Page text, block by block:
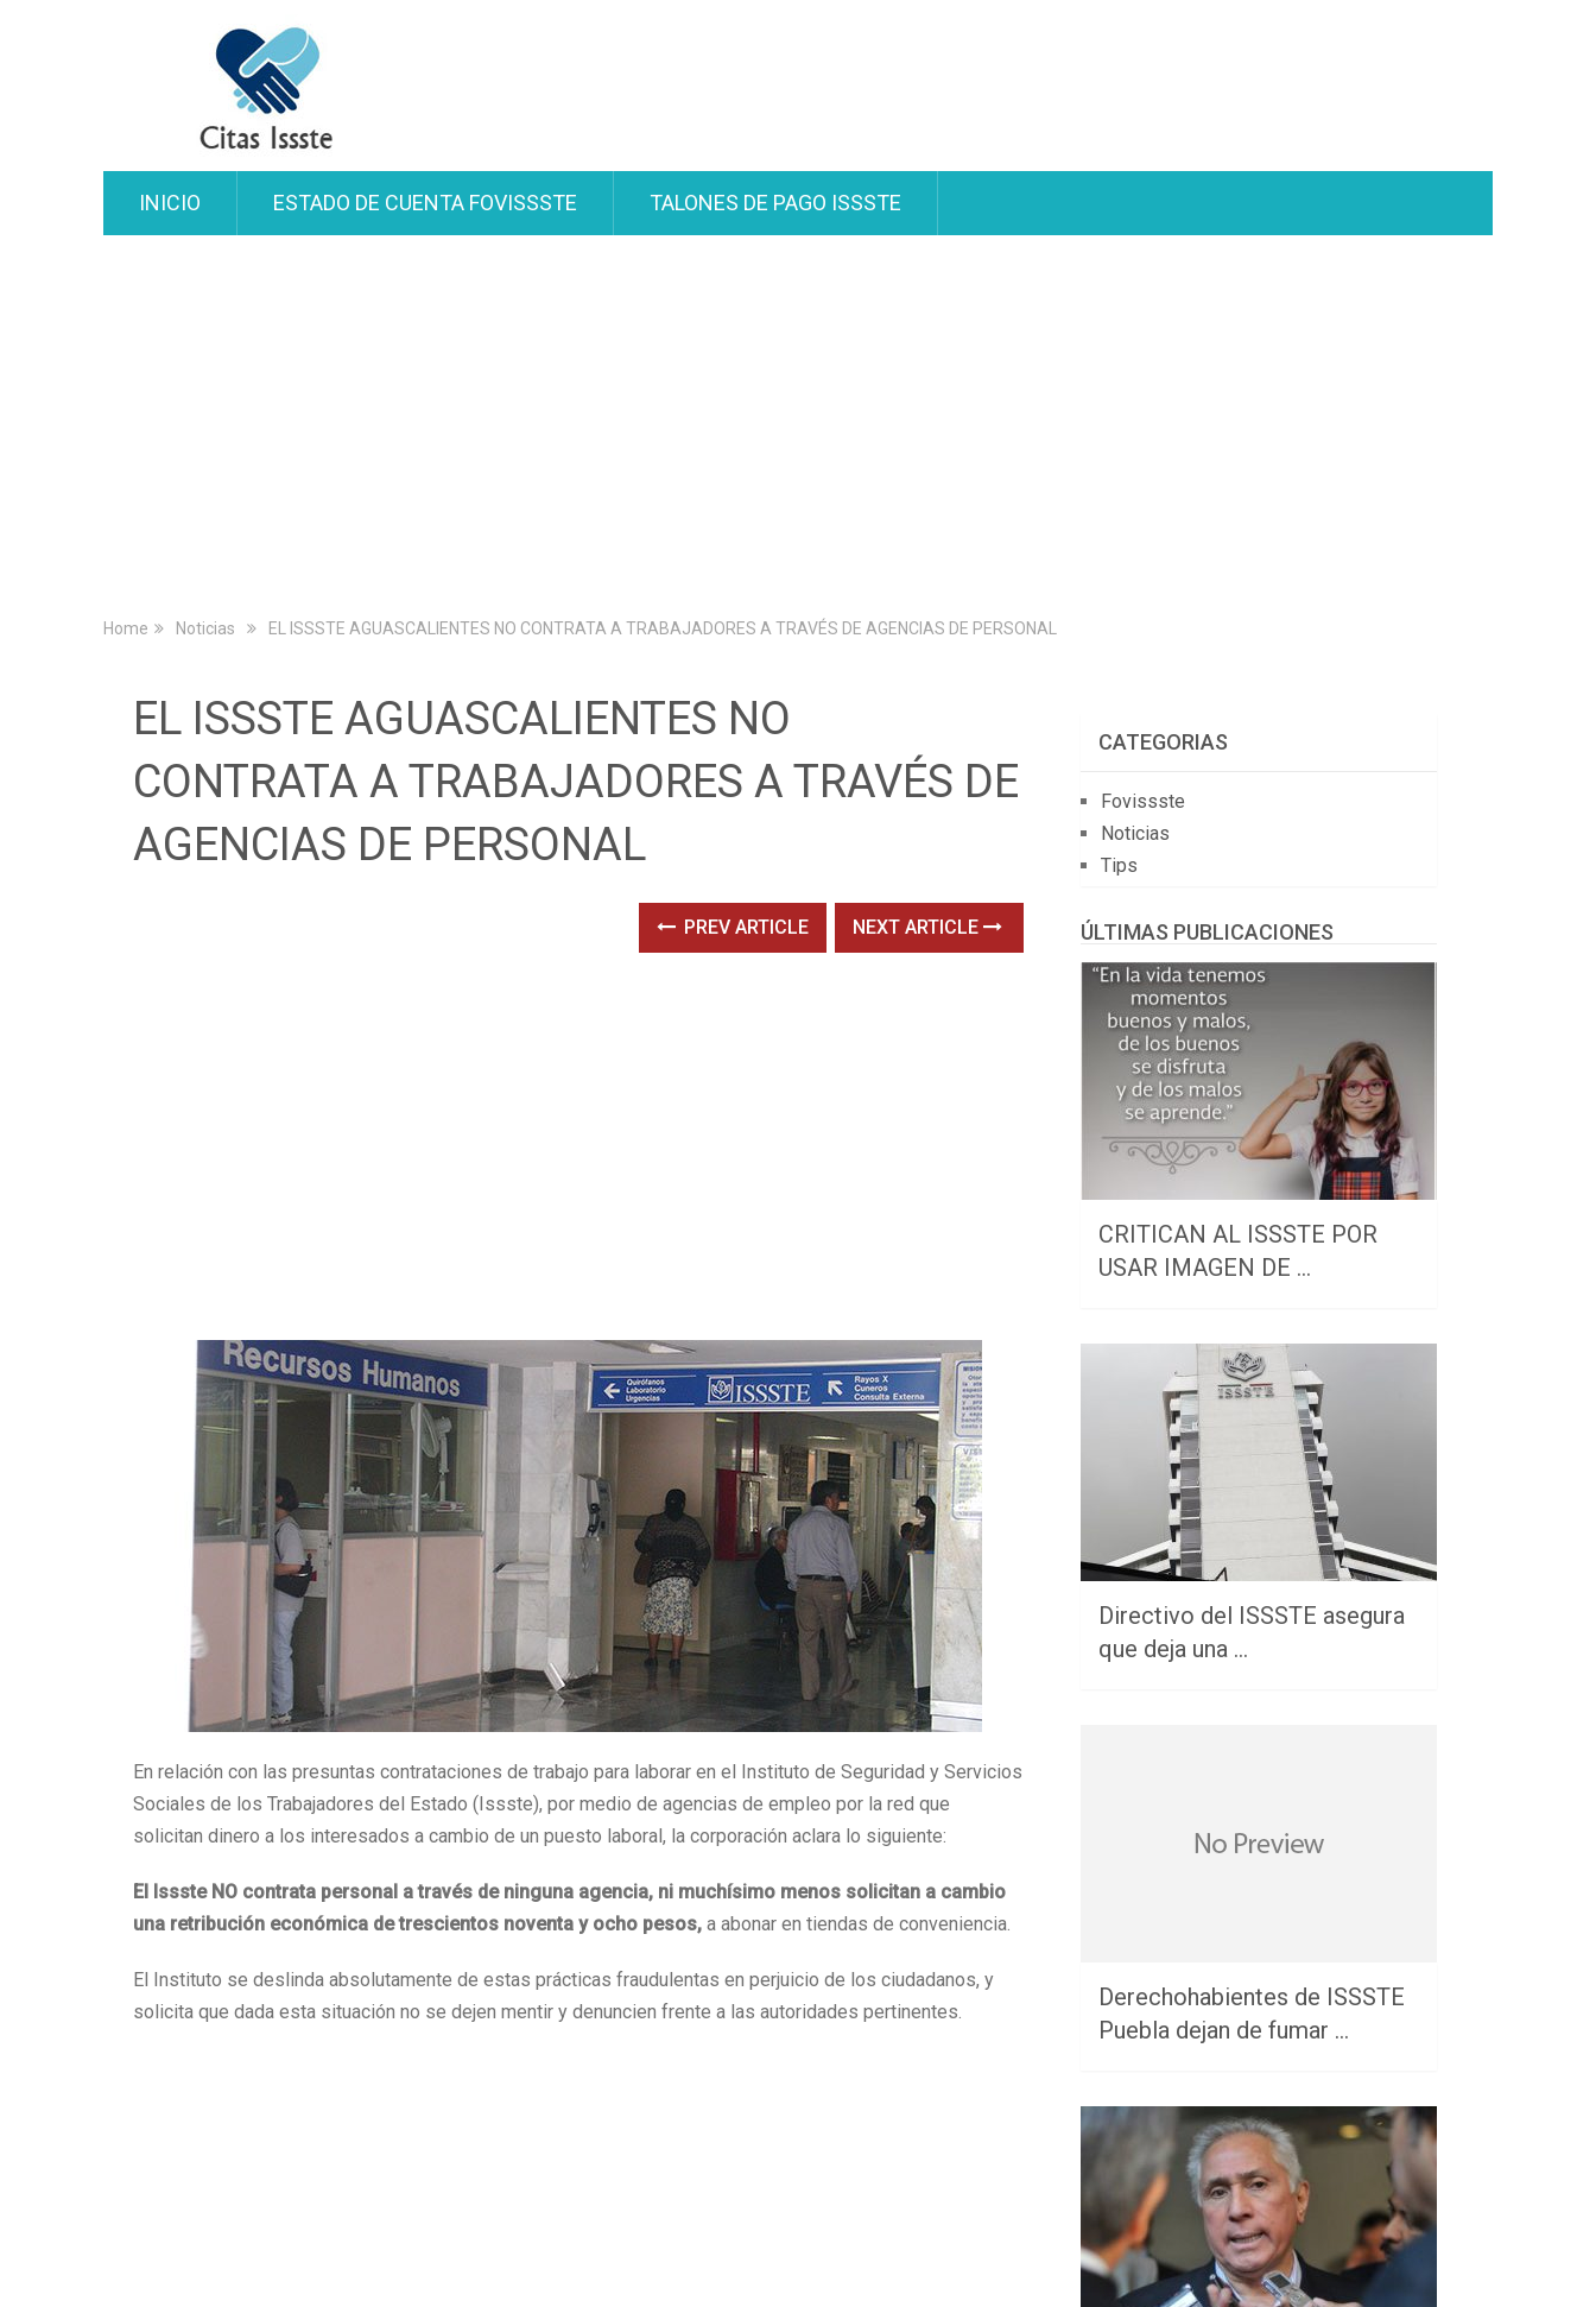
INICIO ESTADO DE CUENTA FOVISSSTE TALONES DE PAGO ISSSTE
Home Noticias EL ISSSTE AGUASCALIENTES NO CONTRATA A TRABAJADORES A TRAVÉS DE AGENCIAS DE PERSONAL
EL ISSSTE AGUASCALIENTES NO
CONTRATA A TRABAJADORES A TRAVÉS DE
AGENCIAS DE PERSONAL
PREV ARTICLE NEXT ARTICLE
En relación con las presuntas contrataciones de trabajo para laborar en el Instituto de Seguridad y Servicios
Sociales de los Trabajadores del Estado (Issste), por medio de agencias de empleo por la red que
solicitan dinero a los interesados a cambio de un puesto laboral, la corporación aclara lo siguiente:
El Issste NO contrata personal a través de ninguna agencia, ni muchísimo menos solicitan a cambio
una retribución económica de trescientos noventa y ocho pesos, a abonar en tiendas de conveniencia.
El Instituto se deslinda absolutamente de estas prácticas fraudulentas en perjuicio de los ciudadanos, y
solicita que dada esta situación no se dejen mentir y denuncien frente a las autoridades pertinentes.
CATEGORIAS
Fovissste
Noticias
Tips
ÚLTIMAS PUBLICACIONES
CRITICAN AL ISSSTE POR
USAR IMAGEN DE …
Directivo del ISSSTE asegura
que deja una …
Derechohabientes de ISSSTE
Puebla dejan de fumar …